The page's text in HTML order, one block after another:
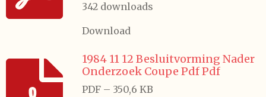
342 downloads
Download
1984 11 12 Besluitvorming Nader
Onderzoek Coupe Pdf Pdf
PDF – 350,6 KB